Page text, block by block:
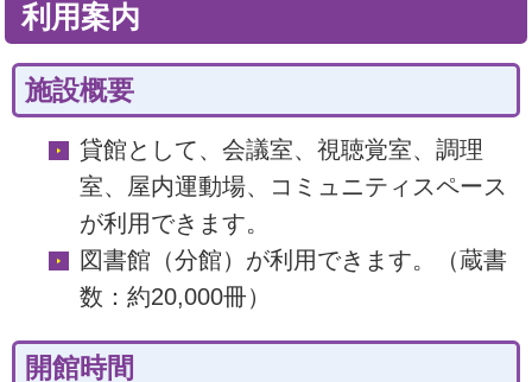
利用案内
施設概要
貸館として、会議室、視聴覚室、調理
室、屋内運動場、コミュニティスペース
が利用できます。
図書館（分館）が利用できます。（蔵書
数：約20,000冊）
開館時間